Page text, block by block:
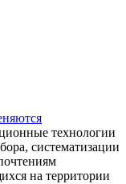
технологии
систематизации
на территории